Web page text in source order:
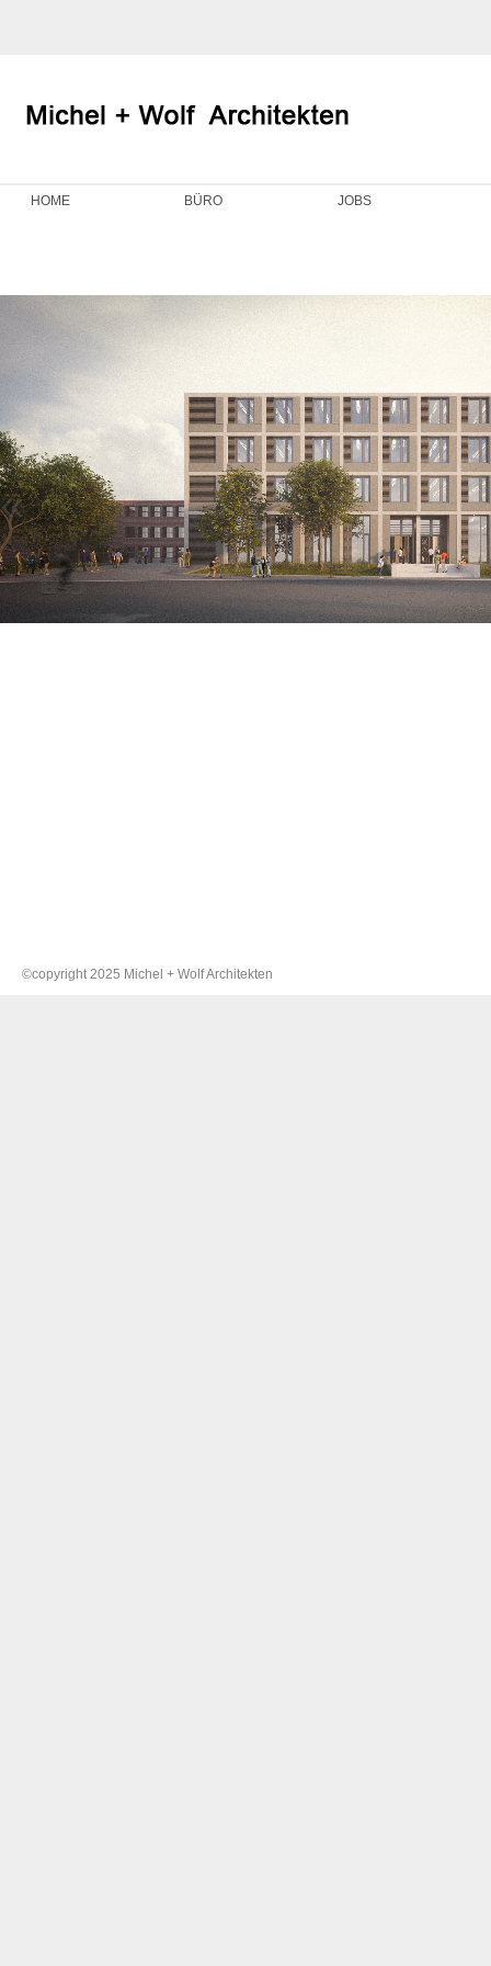
HOME BÜRO JOBS
«
©copyright 2025 Michel + Wolf Architekten